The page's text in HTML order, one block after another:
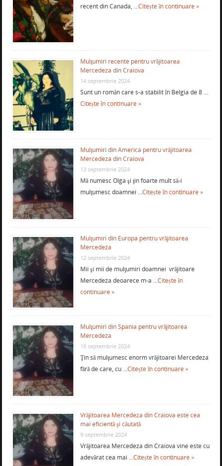
recent din Canada, …Citește în continuare »
Mulţumiri recente pentru vrăjitoarea
Mercedeza din Craiova
14 septembrie 2024
Sunt un român care s-a stabilit în Belgia de 8 …
Citește în continuare »
Mulţumiri din America pentru vrăjitoarea
Mercedeza din Craiova
13 septembrie 2024
Mă numesc Olga şi ţin foarte mult să-i
mulţumesc doamnei …Citește în continuare »
Mulţumiri din Europa pentru vrăjitoarea
Mercedeza
12 septembrie 2024
Mii şi mii de mulţumiri doamnei vrăjitoare
Mercedeza deoarece m-a …Citește în
continuare »
Mulţumiri din Spania pentru vrăjitoarea
Mercedeza
10 septembrie 2024
Ţin să mulţumesc enorm vrăjitoarei Mercedeza
fără de care, cu …Citește în continuare »
Vrăjitoarea Mercedeza din Craiova este cea
mai eficientă şi căutată
9 septembrie 2024
Vrăjitoarea Mercedeza din Craiova vine este cu
adevărat cea mai …Citește în continuare »